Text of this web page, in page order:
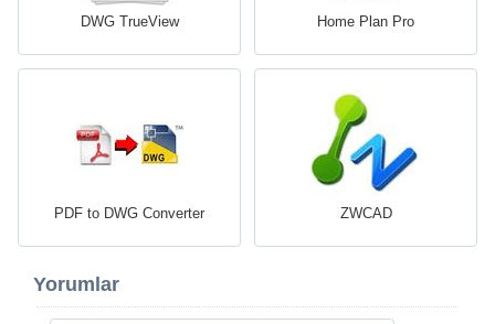
DWG TrueView Home Plan Pro
PDF to DWG Converter ZWCAD
Yorumlar